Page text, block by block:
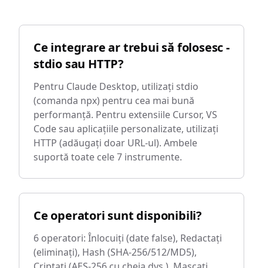
Ce integrare ar trebui să folosesc -
stdio sau HTTP?
Pentru Claude Desktop, utilizați stdio
(comanda npx) pentru cea mai bună
performanță. Pentru extensiile Cursor, VS
Code sau aplicațiile personalizate, utilizați
HTTP (adăugați doar URL-ul). Ambele
suportă toate cele 7 instrumente.
Ce operatori sunt disponibili?
6 operatori: Înlocuiți (date false), Redactați
(eliminați), Hash (SHA-256/512/MD5),